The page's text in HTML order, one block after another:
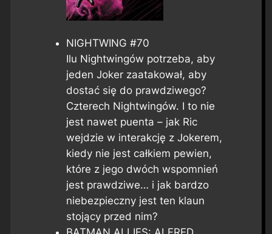
NIGHTWING #70
Ilu Nightwingów potrzeba, aby
jeden Joker zaatakował, aby
dostać się do prawdziwego?
Czterech Nightwingów. I to nie
jest nawet puenta – jak Ric
wejdzie w interakcję z Jokerem,
kiedy nie jest całkiem pewien,
które z jego dwóch wspomnień
jest prawdziwe… i jak bardzo
niebezpieczny jest ten klaun
stojący przed nim?